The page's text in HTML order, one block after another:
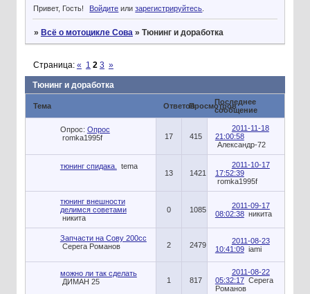
Привет, Гость! Войдите илизарегистрируйтесь.
» Всё о мотоцикле Сова » Тюнинг и доработка
Тюнинг и доработка
Страница: « 1 2 3 »
Тема ОтветовПросмотровПоследнее
сообщение
Опрос: Опрос
romka1995f
17 415
2011-11-18
21:00:58
Александр-72
тюнинг спидака.
tema
13
1421
2011-10-17
17:52:39
romka1995f
тюнинг внешности
делимся советами
никита
0 1085
2011-09-17
08:02:38 никита
Запчасти на Сову 200сс
Серега Романов
2 2479
2011-08-23
10:41:09 iami
можно ли так сделать
ДИМАН 25
1 817
2011-08-22
05:32:17 Серега
Романов